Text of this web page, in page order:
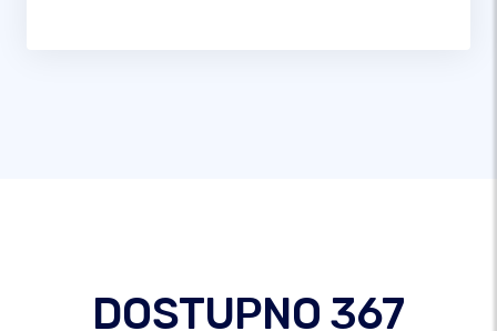
DOSTUPNO 367